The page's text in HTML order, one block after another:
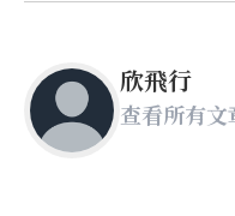
欣飛行
查看所有文